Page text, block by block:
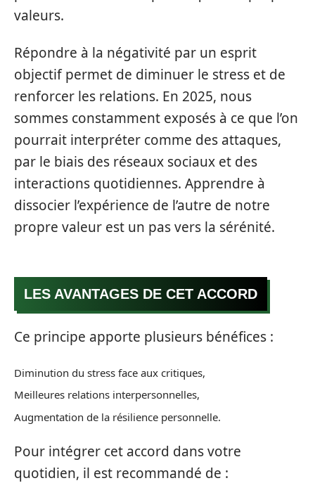
valeurs.
Répondre à la négativité par un esprit
objectif permet de diminuer le stress et de
renforcer les relations. En 2025, nous
sommes constamment exposés à ce que l’on
pourrait interpréter comme des attaques,
par le biais des réseaux sociaux et des
interactions quotidiennes. Apprendre à
dissocier l’expérience de l’autre de notre
propre valeur est un pas vers la sérénité.
LES AVANTAGES DE CET ACCORD
Ce principe apporte plusieurs bénéfices :
Diminution du stress face aux critiques,
Meilleures relations interpersonnelles,
Augmentation de la résilience personnelle.
Pour intégrer cet accord dans votre
quotidien, il est recommandé de :